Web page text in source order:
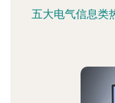
五大电气信息类